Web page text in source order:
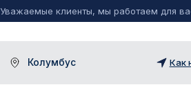
Уважаемые клиенты, мы работаем для
Колумбус Как